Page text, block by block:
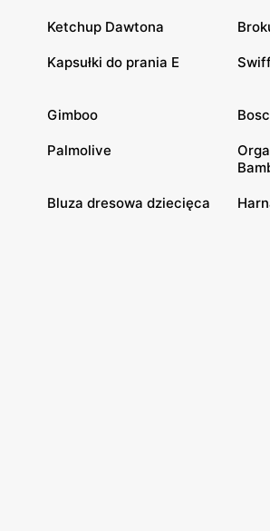
Ketchup Dawtona
Kapsułki do prania E
Gimboo
Palmolive
Bluza dresowa dziecięca